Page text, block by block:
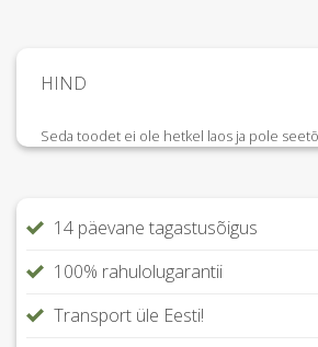
HIND
Seda toodet ei ole hetkel laos ja pole
14 päevane tagastusõigus
100% rahulolugarantii
Transport üle Eesti!